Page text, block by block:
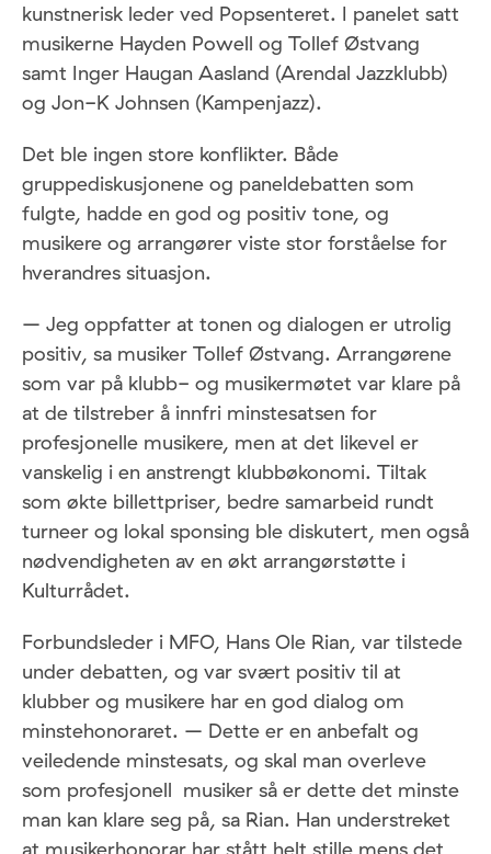
kunstnerisk leder ved Popsenteret. I panelet satt
musikerne Hayden Powell og Tollef Østvang
samt Inger Haugan Aasland (Arendal Jazzklubb)
og Jon-K Johnsen (Kampenjazz).
Det ble ingen store konflikter. Både
gruppediskusjonene og paneldebatten som
fulgte, hadde en god og positiv tone, og
musikere og arrangører viste stor forståelse for
hverandres situasjon.
– Jeg oppfatter at tonen og dialogen er utrolig
positiv, sa musiker Tollef Østvang. Arrangørene
som var på klubb- og musikermøtet var klare på
at de tilstreber å innfri minstesatsen for
profesjonelle musikere, men at det likevel er
vanskelig i en anstrengt klubbøkonomi. Tiltak
som økte billettpriser, bedre samarbeid rundt
turneer og lokal sponsing ble diskutert, men også
nødvendigheten av en økt arrangørstøtte i
Kulturrådet.
Forbundsleder i MFO, Hans Ole Rian, var tilstede
under debatten, og var svært positiv til at
klubber og musikere har en god dialog om
minstehonoraret. – Dette er en anbefalt og
veiledende minstesats, og skal man overleve
som profesjonell musiker så er dette det minste
man kan klare seg på, sa Rian. Han understreket